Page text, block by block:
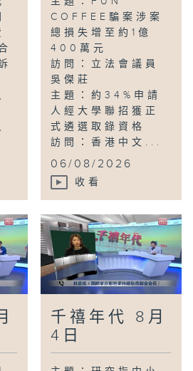
COFFEE騙案涉案
總損失增至約1億
400萬元
訪問：立法會議員
吳傑莊
主題：約34%申請
人經大學聯招獲正
式遴選取錄資格
訪問：香港中文...
06/08/2026
收看
千禧年代 8月
4日